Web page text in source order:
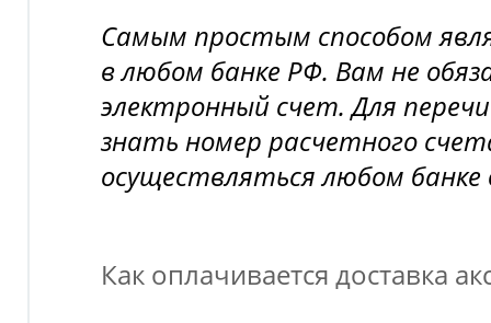
Самым простым способом
в любом банке РФ. Вам не
электронный счет. Для
знать номер расчетного
осуществляться любом банке
Как оплачивается доставка